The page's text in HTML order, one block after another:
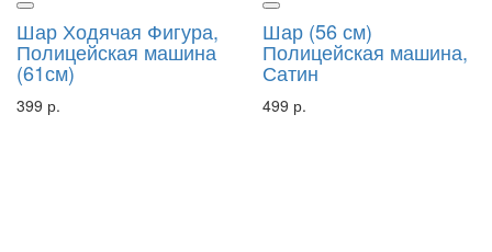
Шар Ходячая Фигура,
Полицейская машина
(61см)
399 р.
Шар (56 см)
Полицейская машина,
Сатин
499 р.